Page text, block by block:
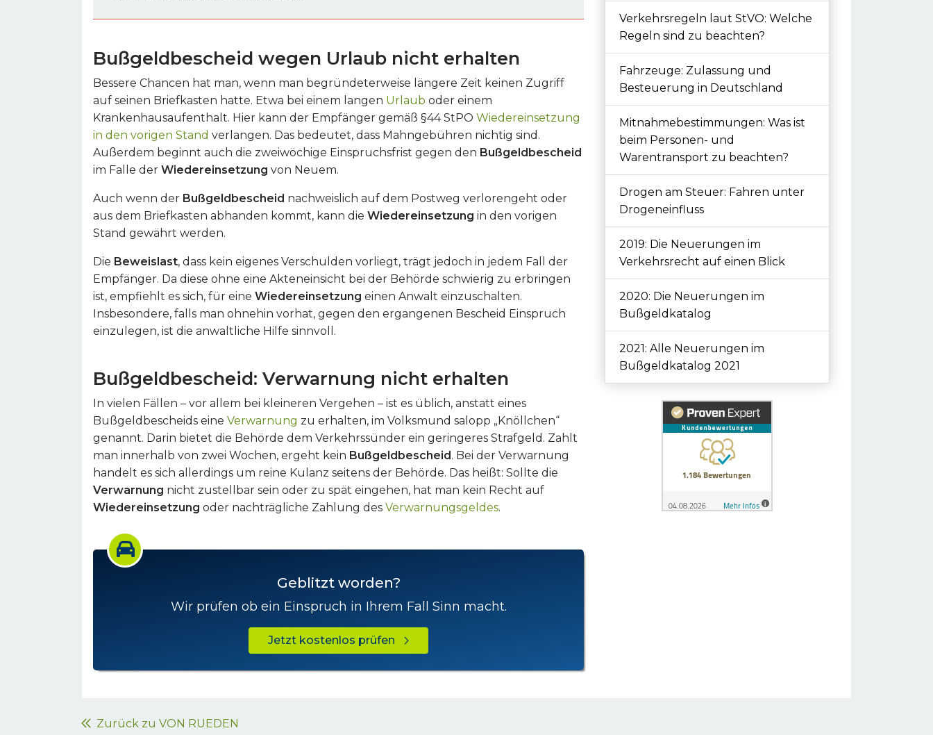
Bußgeldbescheid wegen Urlaub nicht erhalten
Bessere Chancen hat man, wenn man begründeterweise längere Zeit keinen Zugriff
auf seinen Briefkasten hatte. Etwa bei einem langen Urlaub oder einem
Krankenhausaufenthalt. Hier kann der Empfänger gemäß §44 StPO Wiedereinsetzung
in den vorigen Stand verlangen. Das bedeutet, dass Mahngebühren nichtig sind.
Außerdem beginnt auch die zweiwöchige Einspruchsfrist gegen den Bußgeldbescheid
im Falle der Wiedereinsetzung von Neuem.
Auch wenn der Bußgeldbescheid nachweislich auf dem Postweg verlorengeht oder
aus dem Briefkasten abhanden kommt, kann die Wiedereinsetzung in den vorigen
Stand gewährt werden.
Die Beweislast, dass kein eigenes Verschulden vorliegt, trägt jedoch in jedem Fall der
Empfänger. Da diese ohne eine Akteneinsicht bei der Behörde schwierig zu erbringen
ist, empfiehlt es sich, für eine Wiedereinsetzung einen Anwalt einzuschalten.
Insbesondere, falls man ohnehin vorhat, gegen den ergangenen Bescheid Einspruch
einzulegen, ist die anwaltliche Hilfe sinnvoll.
Bußgeldbescheid: Verwarnung nicht erhalten
In vielen Fällen – vor allem bei kleineren Vergehen – ist es üblich, anstatt eines
Bußgeldbescheids eine Verwarnung zu erhalten, im Volksmund salopp „Knöllchen“
genannt. Darin bietet die Behörde dem Verkehrssünder ein geringeres Strafgeld. Zahlt
man innerhalb von zwei Wochen, ergeht kein Bußgeldbescheid. Bei der Verwarnung
handelt es sich allerdings um reine Kulanz seitens der Behörde. Das heißt: Sollte die
Verwarnung nicht zustellbar sein oder zu spät eingehen, hat man kein Recht auf
Wiedereinsetzung oder nachträgliche Zahlung des Verwarnungsgeldes.
Geblitzt worden?
Wir prüfen ob ein Einspruch in Ihrem Fall Sinn macht.
Jetzt kostenlos prüfen
Verkehrsregeln laut StVO: Welche
Regeln sind zu beachten?
Fahrzeuge: Zulassung und
Besteuerung in Deutschland
Mitnahmebestimmungen: Was ist
beim Personen- und
Warentransport zu beachten?
Drogen am Steuer: Fahren unter
Drogeneinfluss
2019: Die Neuerungen im
Verkehrsrecht auf einen Blick
2020: Die Neuerungen im
Bußgeldkatalog
2021: Alle Neuerungen im
Bußgeldkatalog 2021
Zurück zu VON RUEDEN